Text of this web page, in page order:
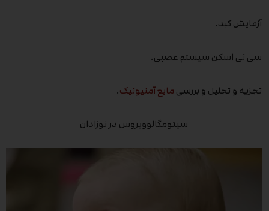
آزمایش کبد.
سی تی اسکن سیستم عصبی.
تجزیه و تحلیل و بررسی مایع آمنیوتیک.
سیتومگالوویروس در نوزادان